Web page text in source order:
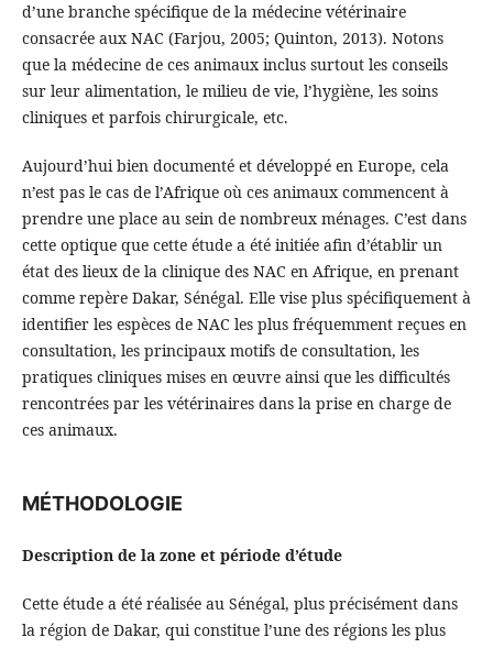
d’une branche spécifique de la médecine vétérinaire
consacrée aux NAC (Farjou, 2005; Quinton, 2013). Notons
que la médecine de ces animaux inclus surtout les conseils
sur leur alimentation, le milieu de vie, l’hygiène, les soins
cliniques et parfois chirurgicale, etc.
Aujourd’hui bien documenté et développé en Europe, cela
n’est pas le cas de l’Afrique où ces animaux commencent à
prendre une place au sein de nombreux ménages. C’est dans
cette optique que cette étude a été initiée afin d’établir un
état des lieux de la clinique des NAC en Afrique, en prenant
comme repère Dakar, Sénégal. Elle vise plus spécifiquement à
identifier les espèces de NAC les plus fréquemment reçues en
consultation, les principaux motifs de consultation, les
pratiques cliniques mises en œuvre ainsi que les difficultés
rencontrées par les vétérinaires dans la prise en charge de
ces animaux.
MÉTHODOLOGIE
Description de la zone et période d’étude
Cette étude a été réalisée au Sénégal, plus précisément dans
la région de Dakar, qui constitue l’une des régions les plus